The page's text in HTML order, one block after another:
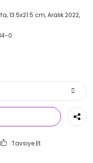
13.5x21.5 cm, Aralık 2022,
0
Tavsiye Et